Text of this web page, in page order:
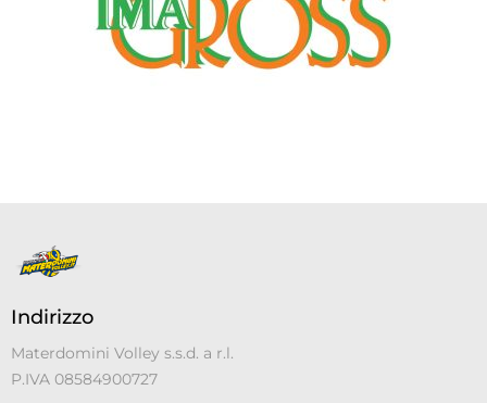
Indirizzo
Materdomini Volley s.s.d. a r.l.
P.IVA 08584900727